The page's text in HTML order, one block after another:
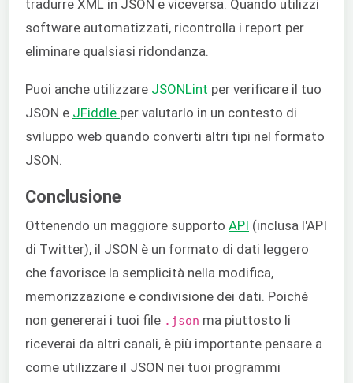
tradurre XML in JSON e viceversa. Quando utilizzi
software automatizzati, ricontrolla i report per
eliminare qualsiasi ridondanza.
Puoi anche utilizzare JSONLint per verificare il tuo
JSON e JFiddle per valutarlo in un contesto di
sviluppo web quando converti altri tipi nel formato
JSON.
Conclusione
Ottenendo un maggiore supporto API (inclusa l'API
di Twitter), il JSON è un formato di dati leggero
che favorisce la semplicità nella modifica,
memorizzazione e condivisione dei dati. Poiché
non genererai i tuoi file .json ma piuttosto li
riceverai da altri canali, è più importante pensare a
come utilizzare il JSON nei tuoi programmi